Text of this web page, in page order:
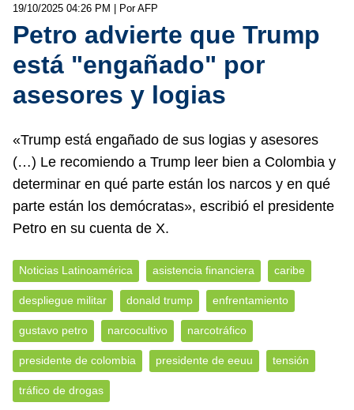
19/10/2025 04:26 PM | Por AFP
Petro advierte que Trump
está "engañado" por
asesores y logias
«Trump está engañado de sus logias y asesores
(…) Le recomiendo a Trump leer bien a Colombia y
determinar en qué parte están los narcos y en qué
parte están los demócratas», escribió el presidente
Petro en su cuenta de X.
Noticias Latinoamérica asistencia financiera caribe
despliegue militar donald trump enfrentamiento
gustavo petro narcocultivo narcotráfico
presidente de colombia presidente de eeuu tensión
tráfico de drogas